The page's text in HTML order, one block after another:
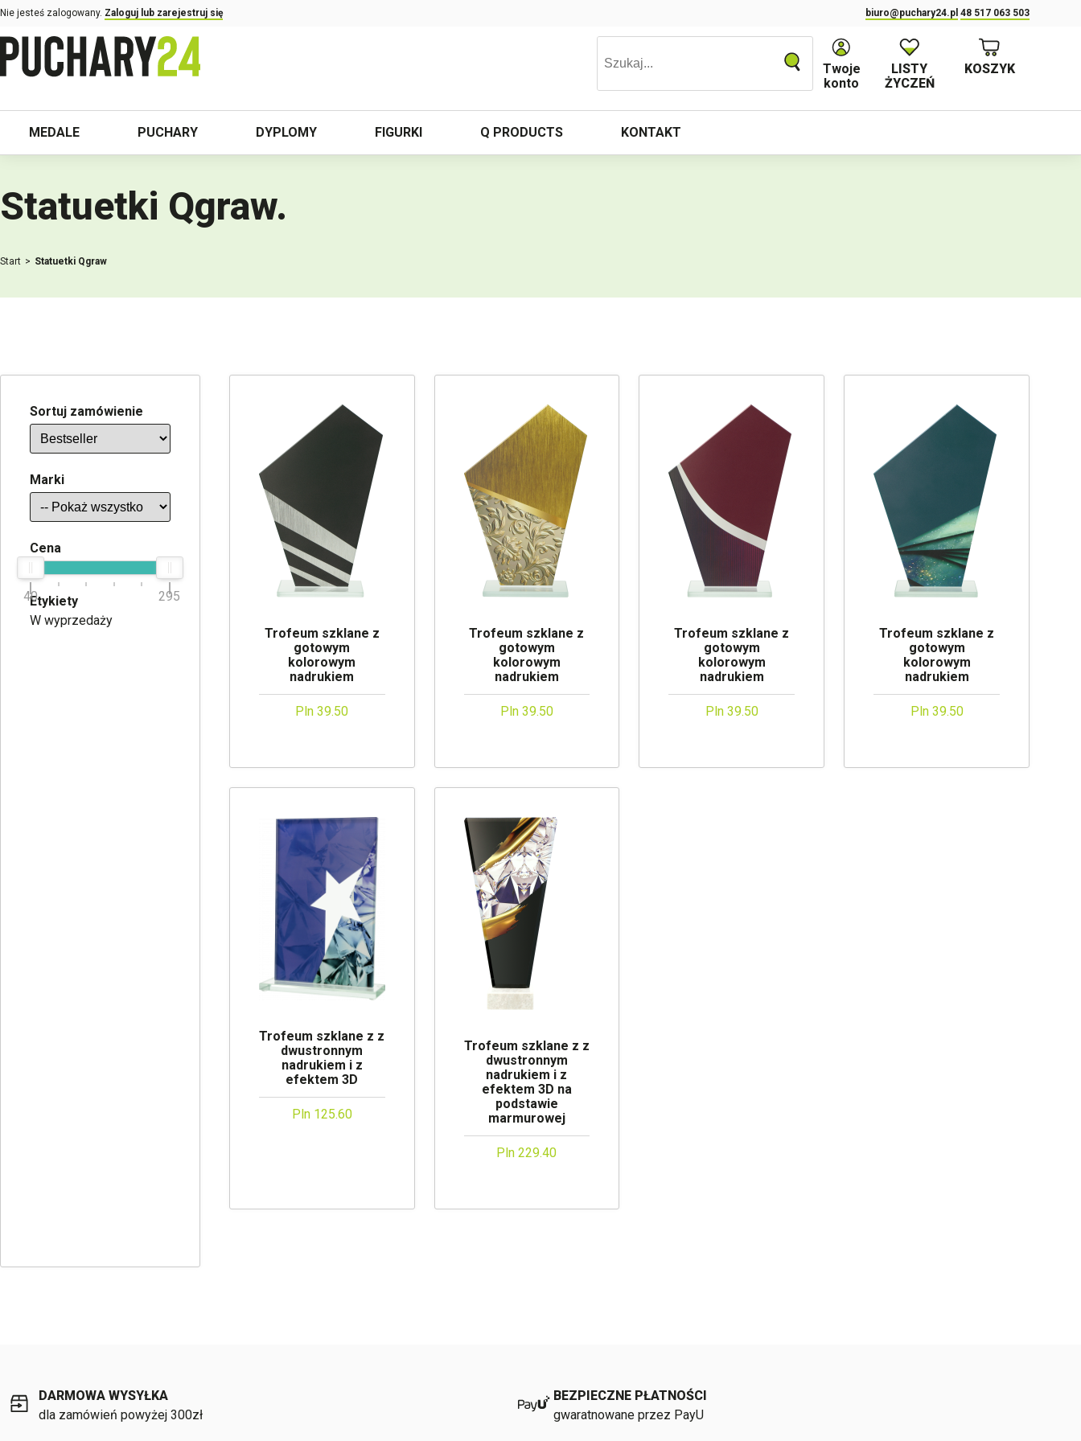
Nie jesteś zalogowany. Zaloguj lub zarejestruj się biuro@puchary24.pl 48 517 063 503
Twoje
konto
LISTY
ŻYCZEŃ
KOSZYK
MEDALE PUCHARY DYPLOMY FIGURKI Q PRODUCTS KONTAKT
Statuetki Qgraw.
Start Statuetki Qgraw
Sortuj zamówienie
Marki
Cena
40 295
Etykiety
W wyprzedaży
Trofeum szklane z
gotowym
kolorowym
nadrukiem
Pln 39.50
Trofeum szklane z
gotowym
kolorowym
nadrukiem
Pln 39.50
Trofeum szklane z
gotowym
kolorowym
nadrukiem
Pln 39.50
Trofeum szklane z
gotowym
kolorowym
nadrukiem
Pln 39.50
Trofeum szklane z z
dwustronnym
nadrukiem i z
efektem 3D
Pln 125.60
Trofeum szklane z z
dwustronnym
nadrukiem i z
efektem 3D na
podstawie
marmurowej
Pln 229.40
DARMOWA WYSYŁKA
dla zamówień powyżej 300zł
BEZPIECZNE PŁATNOŚCI
gwaratnowane przez PayU